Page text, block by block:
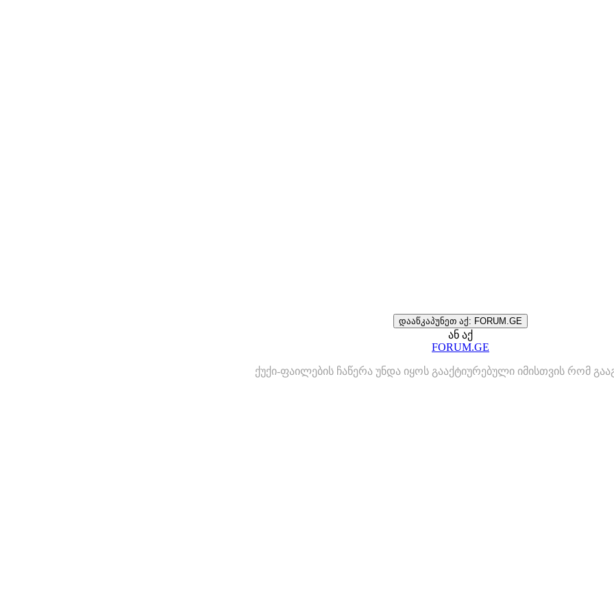
დააწკაპუნეთ აქ: FORUM.GE
ან აქ
FORUM.GE
ქუქი-ფაილების ჩაწერა უნდა იყოს გააქტიურებული იმისთვის რომ